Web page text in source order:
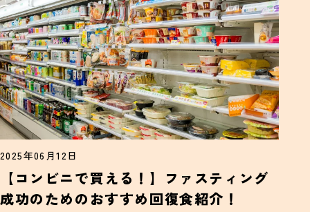
2025年06月12日
【コンビニで買える！】ファスティング
成功のためのおすすめ回復食紹介！